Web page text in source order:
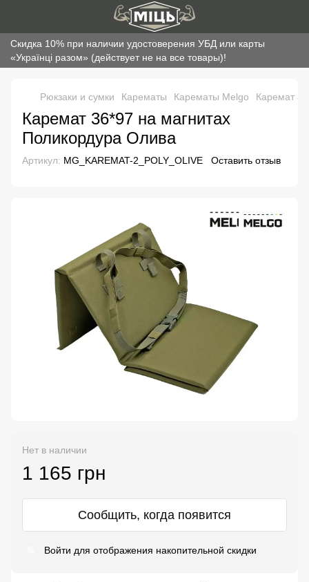
Скидка 10% при наличии удостоверения УБД или карты
«Українці разом» (действует не на все товары)!
Рюкзаки и сумки Карематы Карематы Melgo Каремат
Каремат 36*97 на магнитах
Поликордура Олива
Артикул: MG_KAREMAT-2_POLY_OLIVE Оставить отзыв
Нет в наличии
1 165 грн
Сообщить, когда появится
Войти для отображения накопительной скидки